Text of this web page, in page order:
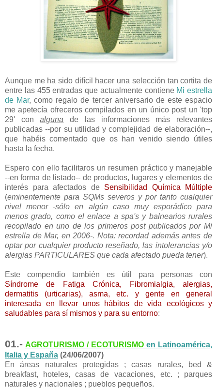
Aunque me ha sido difícil hacer una selección tan cortita de
entre las 455 entradas que actualmente contiene Mi estrella
de Mar, como regalo de tercer aniversario de este espacio
me apetecía ofreceros compilados en un único post un 'top
29' conalguna de las informaciones más relevantes
publicadas --por su utilidad y complejidad de elaboración--,
que habéis comentado que os han venido siendo útiles
hasta la fecha.
Espero con ello facilitaros un resumen práctico y manejable
--en forma de listado-- de productos, lugares y elementos de
interés para afectados de Sensibilidad Química Múltiple
(eminentemente para SQMs severos y por tanto cualquier
nivel menor -sólo en algún caso muy esporádico para
menos grado, como el enlace a spa's y balnearios rurales
recopilado en uno de los primeros post publicados por Mi
estrella de Mar, en 2006-. Nota: recordad además antes de
optar por cualquier producto reseñado, las intolerancias y/o
alergias PARTICULARES que cada afectado pueda tener).
Este compendio también es útil para personas con
Síndrome de Fatiga Crónica, Fibromialgia, alergias,
dermatitis (urticarias), asma, etc. y gente en general
interesada en llevar unos hábitos de vida ecológicos y
saludables para sí mismos y para su entorno:
01.- AGROTURISMO / ECOTURISMO en Latinoamérica,
Italia y España (24/06/2007)
En áreas naturales protegidas ; casas rurales, bed &
breakfast, hoteles, casas de vacaciones, etc. ; parques
naturales y nacionales ; pueblos pequeños.